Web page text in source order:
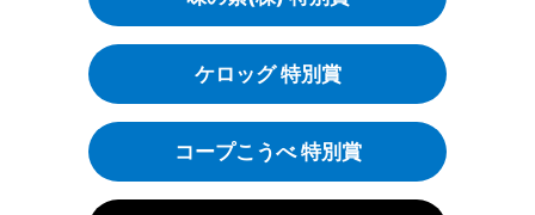
ケロッグ 特別賞
コープこうべ 特別賞